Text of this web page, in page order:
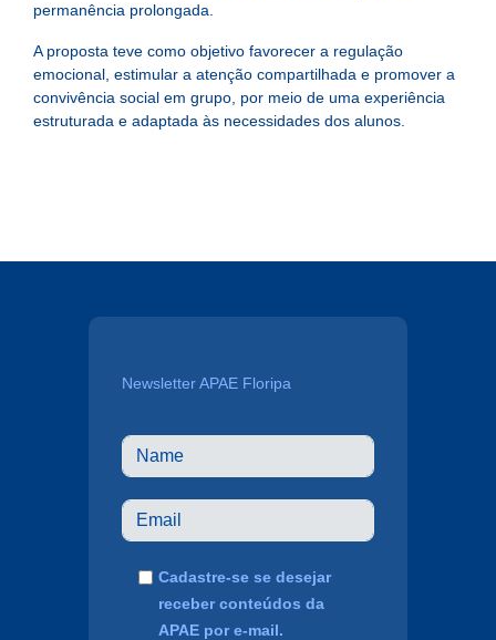
permanência prolongada.
A proposta teve como objetivo favorecer a regulação
emocional, estimular a atenção compartilhada e promover a
convivência social em grupo, por meio de uma experiência
estruturada e adaptada às necessidades dos alunos.
Newsletter APAE Floripa
Cadastre-se se desejar
receber conteúdos da
APAE por e-mail.